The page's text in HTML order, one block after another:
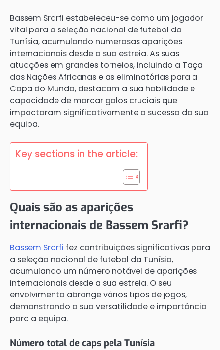
Bassem Srarfi estabeleceu-se como um jogador
vital para a seleção nacional de futebol da
Tunísia, acumulando numerosas aparições
internacionais desde a sua estreia. As suas
atuações em grandes torneios, incluindo a Taça
das Nações Africanas e as eliminatórias para a
Copa do Mundo, destacam a sua habilidade e
capacidade de marcar golos cruciais que
impactaram significativamente o sucesso da sua
equipa.
Key sections in the article:
Quais são as aparições
internacionais de Bassem Srarfi?
Bassem Srarfi fez contribuições significativas para
a seleção nacional de futebol da Tunísia,
acumulando um número notável de aparições
internacionais desde a sua estreia. O seu
envolvimento abrange vários tipos de jogos,
demonstrando a sua versatilidade e importância
para a equipa.
Número total de caps pela Tunísia